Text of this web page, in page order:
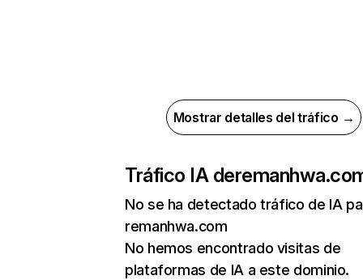
Mostrar detalles del tráfico →
Tráfico IA de
No se ha detectado tráfico de IA
remanhwa.com
No hemos encontrado visitas de
plataformas de IA a este dominio.